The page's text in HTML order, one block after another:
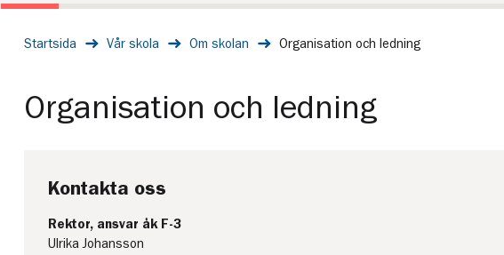
Startsida Vår skola Om skolan Organisation och ledning
Organisation och ledning
Kontakta oss
Rektor, ansvar åk F-3
Ulrika Johansson